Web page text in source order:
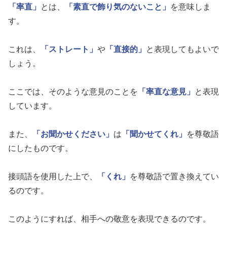
「率直」 とは、 「素直で飾り気のないこと」
を意味しま
す。
これは、 「ストレート」 や 「直接的」
と表現してもよいで
しょう。
ここでは、そのような意見のことを 「率直な意見」
と表現
しています。
また、 「お聞かせください」 は 「聞かせてくれ」
を尊敬語
にしたものです。
接頭語を使用した上で、 「くれ」
を尊敬語で置き換えてい
るのです。
このようにすれば、相手への敬意を表現できるのです。